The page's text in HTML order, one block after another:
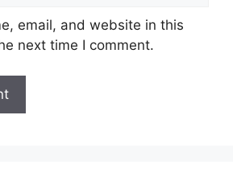
email, and website in this
next time I comment.